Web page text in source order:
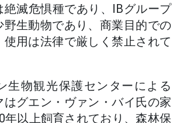
絶滅危惧種であり、IBグループ
野生動物であり、商業目的での
用は法律で厳しく禁止されて
生物観光保護センターによる
はグエン・ヴァン・バイ氏の家
年以上飼育されており、森林保